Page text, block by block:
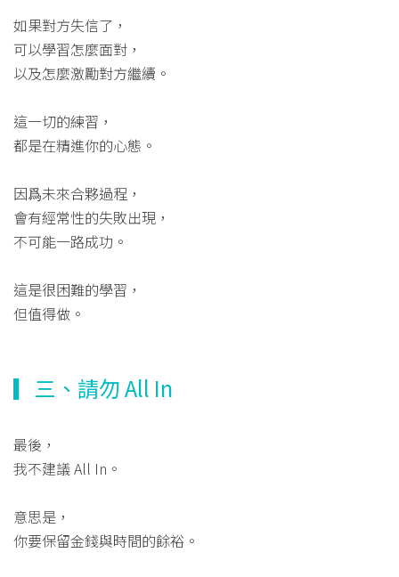
如果對方失信了，
可以學習怎麼面對，
以及怎麼激勵對方繼續。
這一切的練習，
都是在精進你的心態。
因爲未來合夥過程，
會有經常性的失敗出現，
不可能一路成功。
這是很困難的學習，
但值得做。
▎三、請勿 All In
最後，
我不建議 All In。
意思是，
你要保留金錢與時間的餘裕。